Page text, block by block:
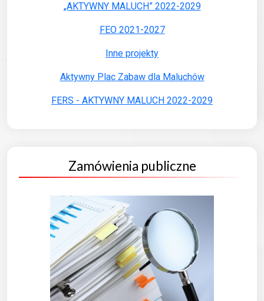
„AKTYWNY MALUCH” 2022-2029
FEO 2021-2027
Inne projekty
Aktywny Plac Zabaw dla Maluchów
FERS - AKTYWNY MALUCH 2022-2029
Zamówienia publiczne